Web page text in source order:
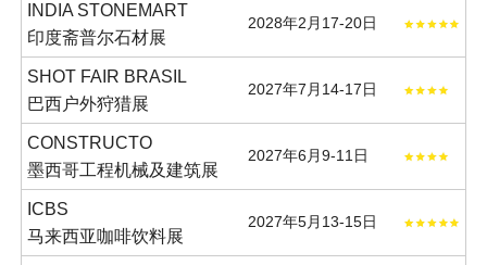
INDIA STONEMART
印度斋普尔石材展
2028年2月17-20日
SHOT FAIR BRASIL
巴西户外狩猎展
2027年7月14-17日
CONSTRUCTO
墨西哥工程机械及建筑展
2027年6月9-11日
ICBS
马来西亚咖啡饮料展
2027年5月13-15日